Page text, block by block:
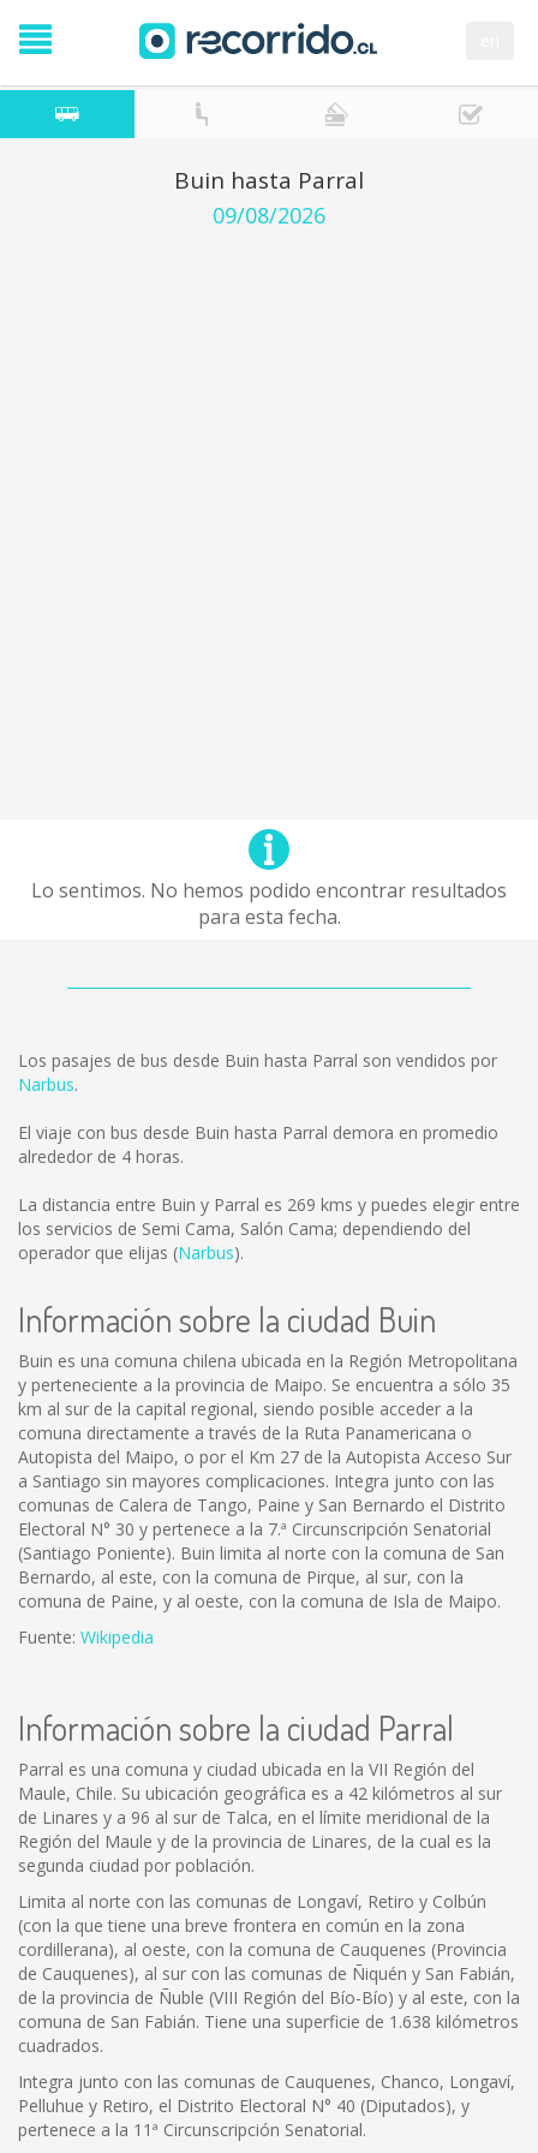
Buin hasta Parral
09/08/2026
Lo sentimos. No hemos podido encontrar resultados
para esta fecha.
Los pasajes de bus desde Buin hasta Parral son vendidos por
Narbus.
El viaje con bus desde Buin hasta Parral demora en promedio
alrededor de 4 horas.
La distancia entre Buin y Parral es 269 kms y puedes elegir entre
los servicios de Semi Cama, Salón Cama; dependiendo del
operador que elijas (Narbus).
Información sobre la ciudad Buin
Buin es una comuna chilena ubicada en la Región Metropolitana
y perteneciente a la provincia de Maipo. Se encuentra a sólo 35
km al sur de la capital regional, siendo posible acceder a la
comuna directamente a través de la Ruta Panamericana o
Autopista del Maipo, o por el Km 27 de la Autopista Acceso Sur
a Santiago sin mayores complicaciones. Integra junto con las
comunas de Calera de Tango, Paine y San Bernardo el Distrito
Electoral N° 30 y pertenece a la 7.ª Circunscripción Senatorial
(Santiago Poniente). Buin limita al norte con la comuna de San
Bernardo, al este, con la comuna de Pirque, al sur, con la
comuna de Paine, y al oeste, con la comuna de Isla de Maipo.
Fuente: Wikipedia
Información sobre la ciudad Parral
Parral es una comuna y ciudad ubicada en la VII Región del
Maule, Chile. Su ubicación geográfica es a 42 kilómetros al sur
de Linares y a 96 al sur de Talca, en el límite meridional de la
Región del Maule y de la provincia de Linares, de la cual es la
segunda ciudad por población.
Limita al norte con las comunas de Longaví, Retiro y Colbún
(con la que tiene una breve frontera en común en la zona
cordillerana), al oeste, con la comuna de Cauquenes (Provincia
de Cauquenes), al sur con las comunas de Ñiquén y San Fabián,
de la provincia de Ñuble (VIII Región del Bío-Bío) y al este, con la
comuna de San Fabián. Tiene una superficie de 1.638 kilómetros
cuadrados.
Integra junto con las comunas de Cauquenes, Chanco, Longaví,
Pelluhue y Retiro, el Distrito Electoral N° 40 (Diputados), y
pertenece a la 11ª Circunscripción Senatorial.